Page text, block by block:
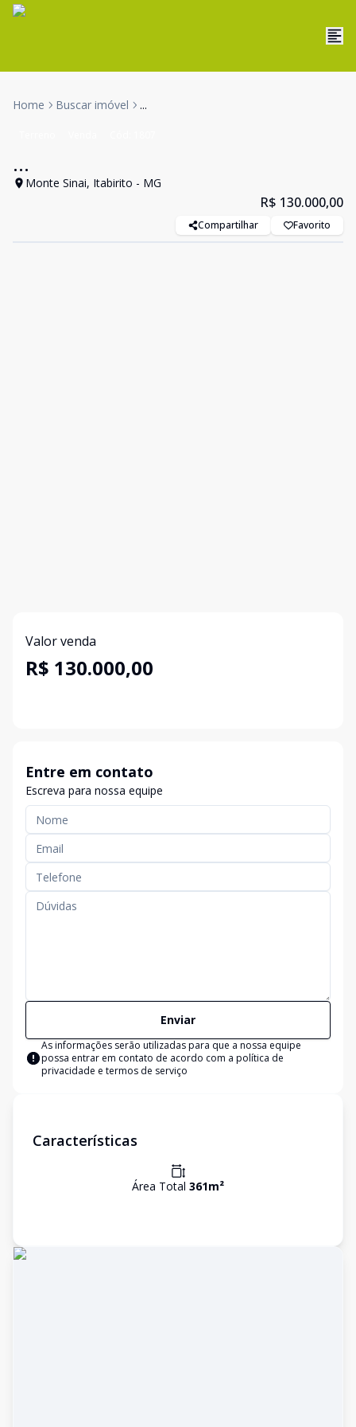
Home Buscar imóvel ...
...
Monte Sinai, Itabirito - MG
R$ 130.000,00
Compartilhar Favorito
Valor venda
R$ 130.000,00
Entre em contato
Escreva para nossa equipe
Enviar
As informações serão utilizadas para que a nossa equipe
possa entrar em contato de acordo com a política de
privacidade e termos de serviço
Características
Área Total 361m²